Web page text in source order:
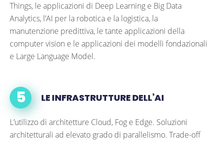
Things, le applicazioni di Deep Learning e Big Data
Analytics, l’AI per la robotica e la logistica, la
manutenzione predittiva, le tante applicazioni della
computer vision e le applicazioni dei modelli fondazionali
e Large Language Model.
LE INFRASTRUTTURE DELL’AI
L’utilizzo di architetture Cloud, Fog e Edge. Soluzioni
architetturali ad elevato grado di parallelismo. Trade-off